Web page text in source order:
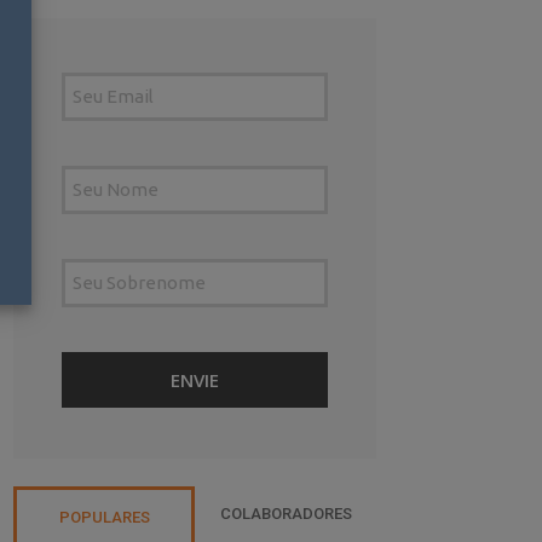
POPULARES COLABORADORES